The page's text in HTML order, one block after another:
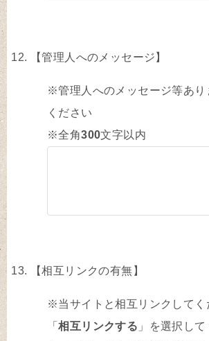
【管理人へのメッセージ】
※管理人へのメッセージ等あり
ください
※全角300文字以内
【相互リンクの有無】
※当サイトと相互リンクしてく
「相互リンクする 」を選択し